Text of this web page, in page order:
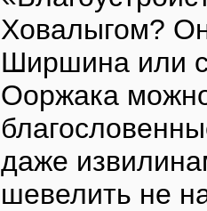
Ховалыгом?
Ширшина или
Ооржака
даже
шевелить не